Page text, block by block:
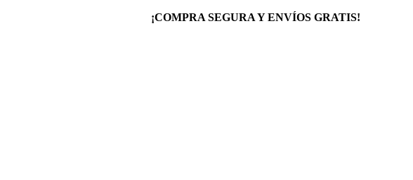
¡COMPRA SEGURA Y ENVÍOS GRATIS!